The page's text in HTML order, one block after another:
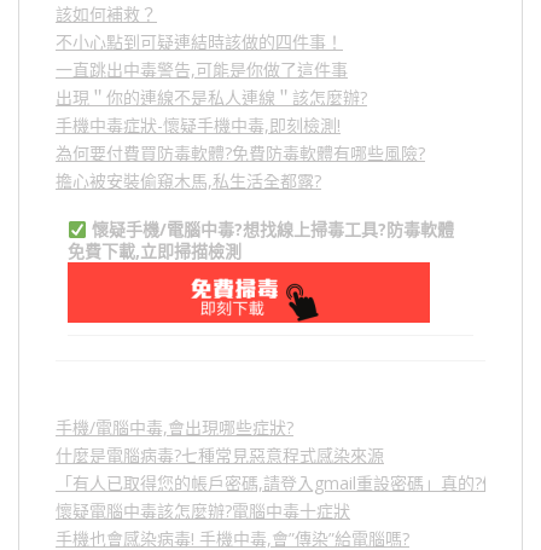
該如何補救？
不小心點到可疑連結時該做的四件事！
一直跳出中毒警告,可能是你做了這件事
出現＂你的連線不是私人連線＂該怎麼辦?
手機中毒症狀-懷疑手機中毒,即刻檢測!
為何要付費買防毒軟體?免費防毒軟體有哪些風險?
擔心被安裝偷窺木馬,私生活全都露?
懷疑手機/電腦中毒?想找線上掃毒工具?防毒軟體
免費下載,立即掃描檢測
手機/電腦中毒,會出現哪些症狀?
什麼是電腦病毒?七種常見惡意程式感染來源
「有人已取得您的帳戶密碼,請登入gmail重設密碼」真的?假的?5
懷疑電腦中毒該怎麼辦?電腦中毒十症狀
手機也會感染病毒! 手機中毒,會”傳染”給電腦嗎?